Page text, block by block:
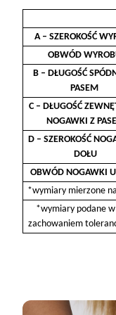
A – SZEROKOŚĆ
OBWÓD
B – DŁUGOŚĆ
PASEM
C – DŁUGOŚĆ
NOGAWKI Z
D – SZEROKOŚĆ
DOŁU
OBWÓD NOGAWKI
*wymiary mierzone na
*wymiary podane w
zachowaniem